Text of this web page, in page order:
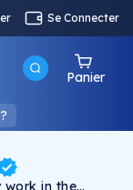
Se Connecter
Panier
work in the